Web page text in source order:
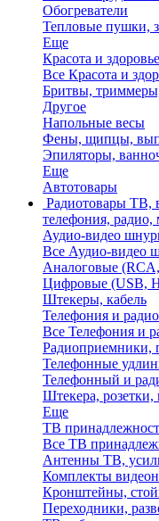
Обогреватели
Тепловые пушки,
Еще
Красота и здоровье
Все Красота и
Бритвы,
Другое
Напольные весы
Фены, щипцы,
Эпиляторы,
Еще
Автотовары
Радиотовары ТВ,
телефония, радио,
Аудио-видео
Все Аудио-видео
Аналоговые
Цифровые (USB,
Штекеры, кабель
Телефония и радио
Все Телефония и
Радиоприемники,
Телефонные
Телефонный и
Штекера, розетки,
Еще
ТВ
Все ТВ
Антенны ТВ,
Комплекты
Кронштейны,
Переходники,